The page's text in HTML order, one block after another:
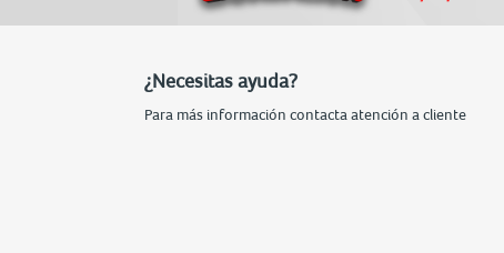
¿Necesitas ayuda?
Para más información contacta atención a cliente